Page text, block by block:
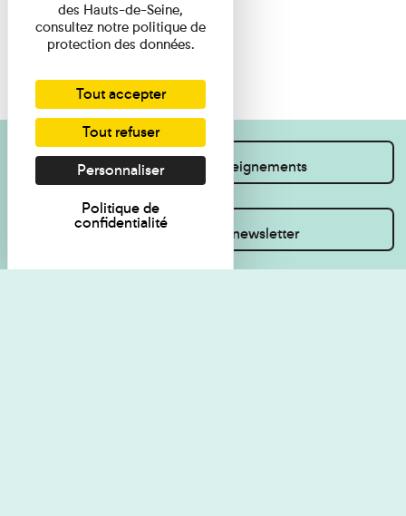
Je souhaite des renseignements
Inscrivez-vous à la newsletter
des Hauts-de-Seine,
consultez notre politique de
protection des données.
Tout accepter
Tout refuser
Personnaliser
Politique de
confidentialité